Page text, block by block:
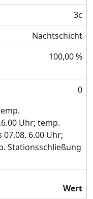
3c
Nachtschicht
100,00 %
0
Uhr; temp.
6.00 Uhr;
Stationsschließung
Wert